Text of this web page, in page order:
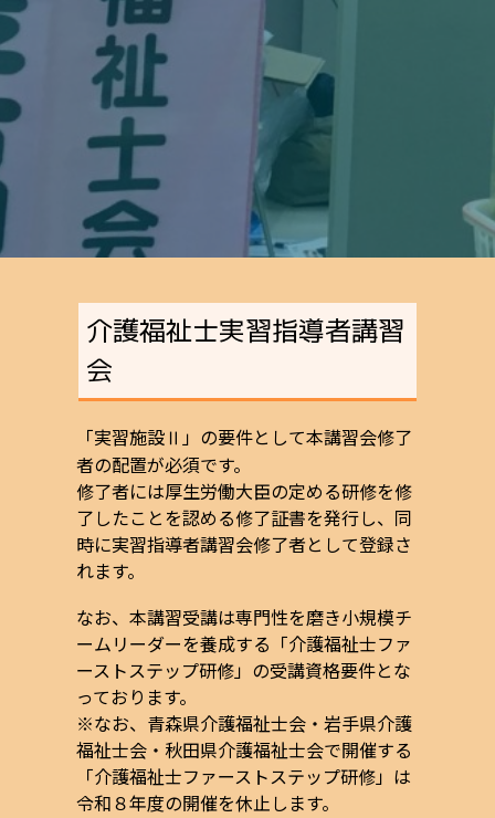
介護福祉士実習指導者講習
会
「実習施設Ⅱ」の要件として本講習会修了
者の配置が必須です。
修了者には厚生労働大臣の定める研修を修
了したことを認める修了証書を発行し、同
時に実習指導者講習会修了者として登録さ
れます。
なお、本講習受講は専門性を磨き小規模チ
ームリーダーを養成する「介護福祉士ファ
ーストステップ研修」の受講資格要件とな
っております。
※なお、青森県介護福祉士会・岩手県介護
福祉士会・秋田県介護福祉士会で開催する
「介護福祉士ファーストステップ研修」は
令和８年度の開催を休止します。